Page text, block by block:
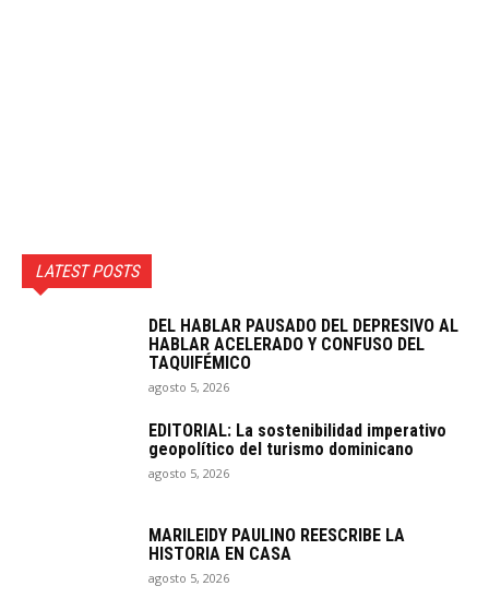
LATEST POSTS
DEL HABLAR PAUSADO DEL DEPRESIVO AL
HABLAR ACELERADO Y CONFUSO DEL
TAQUIFÉMICO
agosto 5, 2026
EDITORIAL: La sostenibilidad imperativo
geopolítico del turismo dominicano
agosto 5, 2026
MARILEIDY PAULINO REESCRIBE LA
HISTORIA EN CASA
agosto 5, 2026